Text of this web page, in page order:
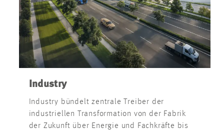
Industry
Industry bündelt zentrale Treiber der
industriellen Transformation von der Fabrik
der Zukunft über Energie und Fachkräfte bis